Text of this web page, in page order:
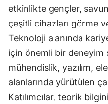
etkinlikte gençler,
çeşitli cihazları görme
Teknoloji alanında
için önemli bir deneyim
mühendislik, yazılım,
alanlarında yürütülen
Katılımcılar, teorik